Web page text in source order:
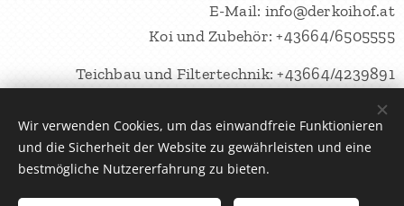
E-Mail: info@derkoihof.at
Koi und Zubehör: +43664/6505555
Teichbau und Filtertechnik: +43664/4239891
AquaRAS Solutions OG © 2025 Alle Rechte vorbehalten Cookies
Wir verwenden Cookies, um das einwandfreie Funktionieren
und die Sicherheit der Website zu gewährleisten und eine
bestmögliche Nutzererfahrung zu bieten.